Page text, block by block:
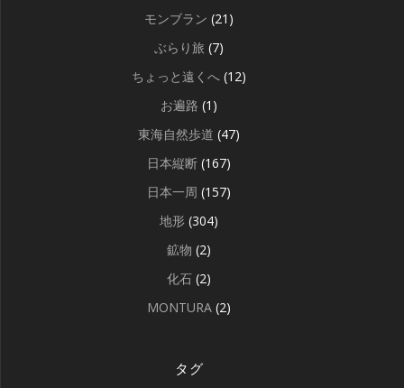
モンブラン (21)
ぶらり旅 (7)
ちょっと遠くへ (12)
お遍路 (1)
東海自然歩道 (47)
日本縦断 (167)
日本一周 (157)
地形 (304)
鉱物 (2)
化石 (2)
MONTURA (2)
タグ